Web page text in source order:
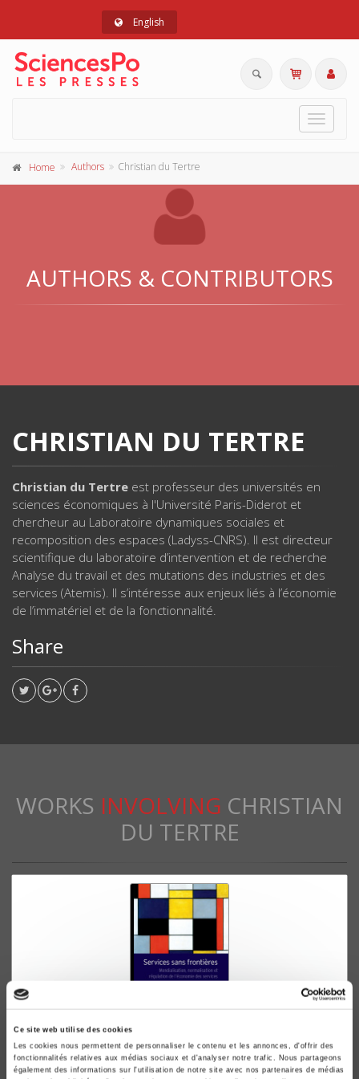
Ce site web utilise des cookies
Les cookies nous permettent de personnaliser le contenu et les annonces, d'offrir des
fonctionnalités relatives aux médias sociaux et d'analyser notre trafic. Nous partageons
également des informations sur l'utilisation de notre site avec nos partenaires de médias
English
Toggle
Home Authors Christian du Tertre
AUTHORS & CONTRIBUTORS
CHRISTIAN DU TERTRE
Christian du Tertre est professeur des universités en
sciences économiques à l'Université Paris-Diderot et
chercheur au Laboratoire dynamiques sociales et
recomposition des espaces (Ladyss-CNRS). Il est directeur
scientifique du laboratoire d’intervention et de recherche
Analyse du travail et des mutations des industries et des
services (Atemis). Il s’intéresse aux enjeux liés à l’économie
de l’immatériel et de la fonctionnalité.
Share
WORKS INVOLVING CHRISTIAN
DU TERTRE
Services sans frontières